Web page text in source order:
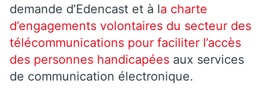
demande d’Edencast et à la charte
d’engagements volontaires du secteur des
télécommunications pour faciliter l’accès
des personnes handicapées aux services
de communication électronique.